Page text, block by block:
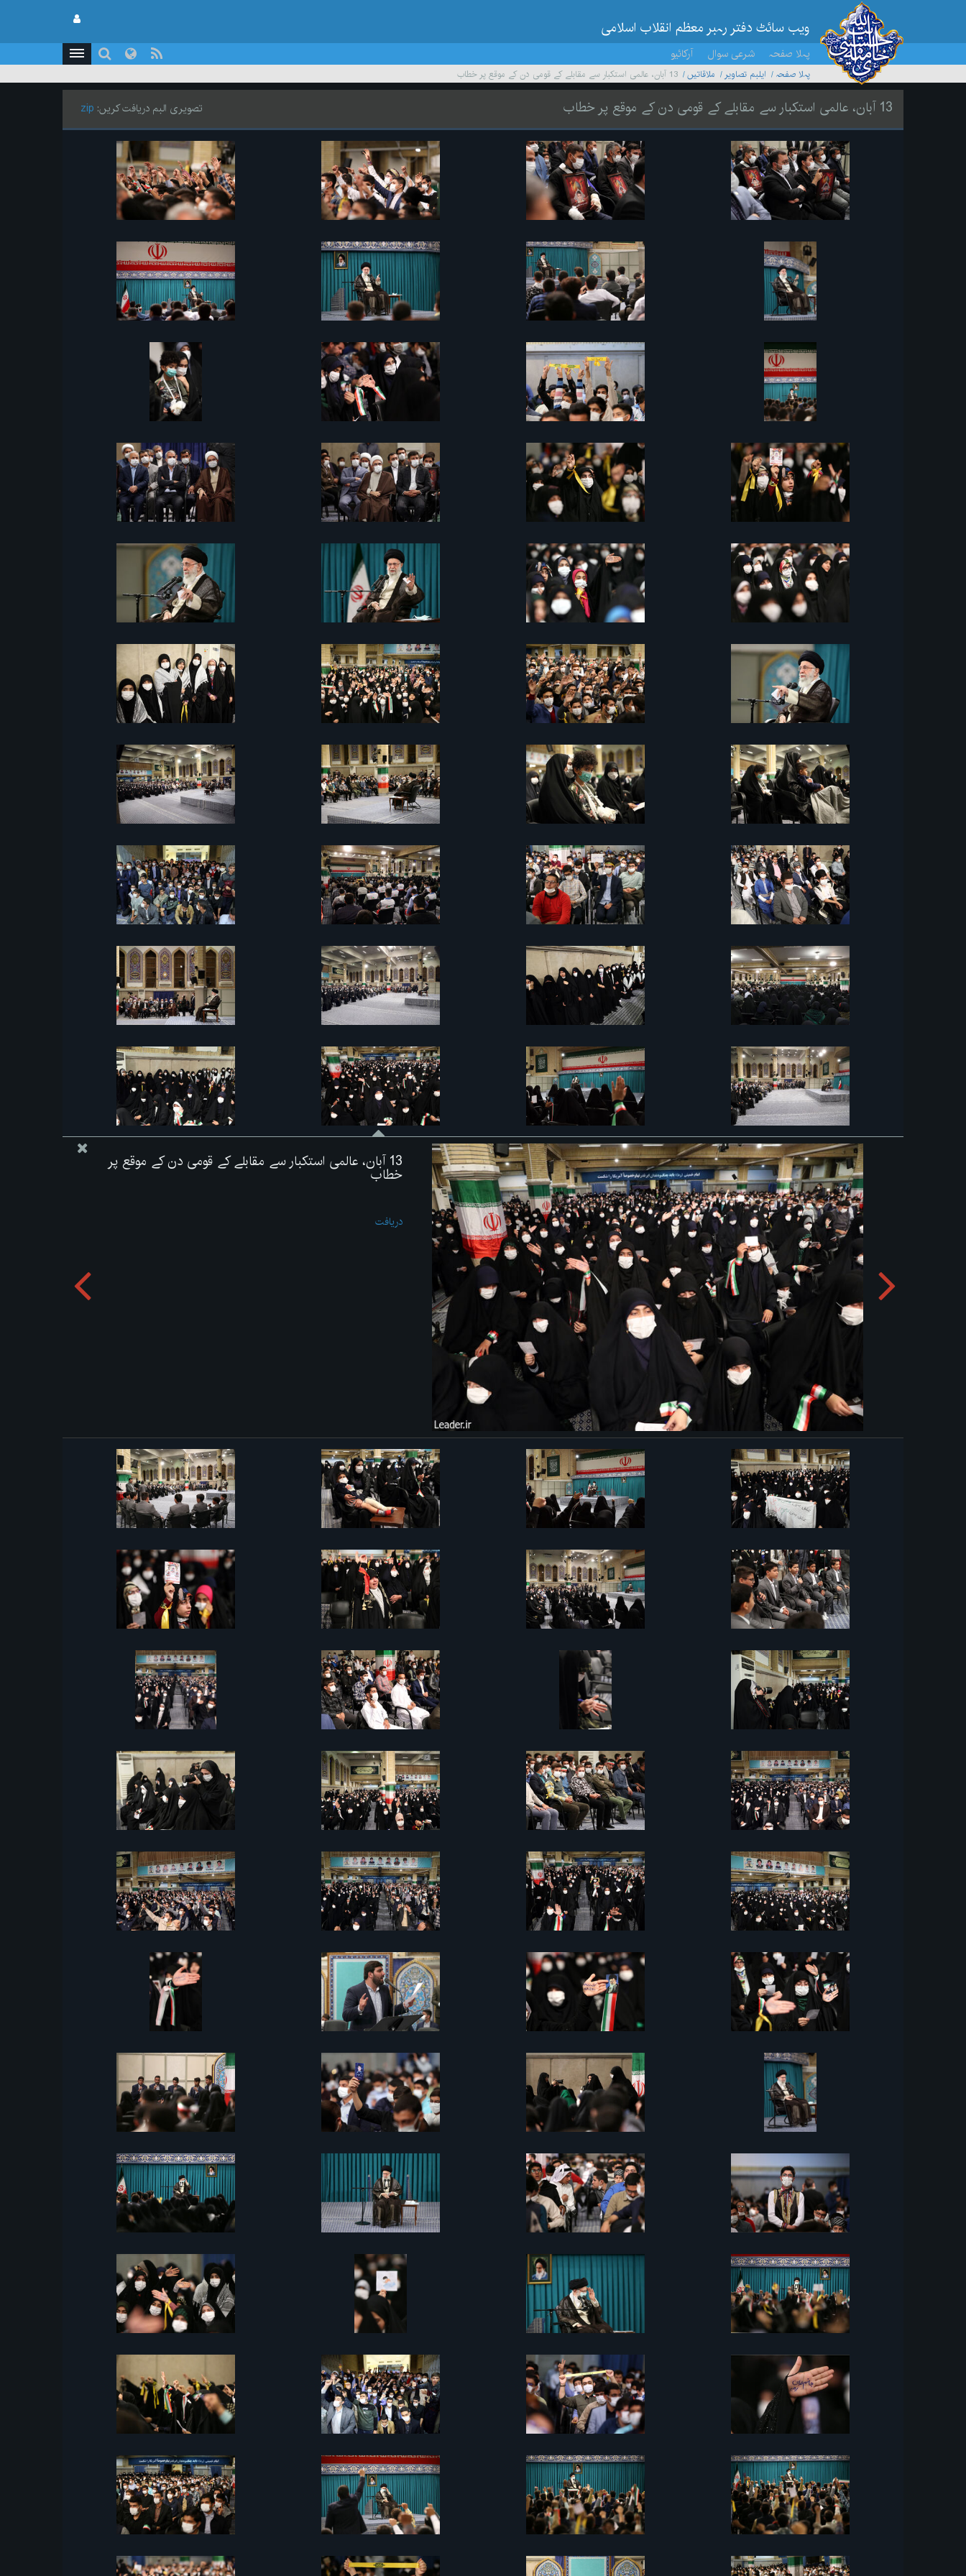
ویب سائٹ دفتر رہبر معظم انقلاب اسلامی
پہلا صفحہ شرعی سوال آرکائیو
پہلا صفحہ ایلبم تصاویر ملاقاتیں 13 آبان، عالمی استکبار سے مقابلے کے قومی دن کے موقع پر خطاب
13 آبان، عالمی استکبار سے مقابلے کے قومی دن کے موقع پر خطاب تصویری البم دریافت کریں: zip
13 آبان، عالمی استکبار سے مقابلے کے قومی دن کے موقع پر
خطاب
دریافت